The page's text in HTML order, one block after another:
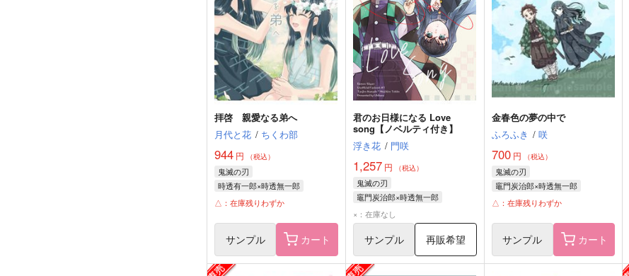
拝啓 親愛なる弟へ
月代と花 / ちくわ部
944 円 （税込）
鬼滅の刃
時透有一郎×時透無一郎
時透有一郎
時透無一郎
△：在庫残りわずか
サンプル カート
君のお日様になる Love
song【ノベルティ付き】
浮き花 / 門咲
1,257円 （税込）
鬼滅の刃
竈門炭治郎×時透無一郎
竈門炭治郎
×：在庫なし
サンプル 再販希望
金春色の夢の中で
ふろふき / 咲
700円 （税込）
鬼滅の刃
竈門炭治郎×時透無一郎
竈門炭治郎
時透無一郎
△：在庫残りわずか
サンプル カート